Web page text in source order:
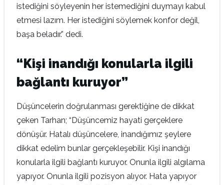
istediğini söyleyenin her istemediğini duymayı kabul
etmesi lazım. Her istediğini söylemek konfor değil,
başa beladır.” dedi.
“Kişi inandığı konularla ilgili
bağlantı kuruyor”
Düşüncelerin doğrulanması gerektiğine de dikkat
çeken Tarhan; “Düşüncemiz hayati gerçeklere
dönüşür. Hatalı düşüncelere, inandığımız şeylere
dikkat edelim bunlar gerçekleşebilir. Kişi inandığı
konularla ilgili bağlantı kuruyor. Onunla ilgili algılama
yapıyor. Onunla ilgili pozisyon alıyor. Hata yapıyor